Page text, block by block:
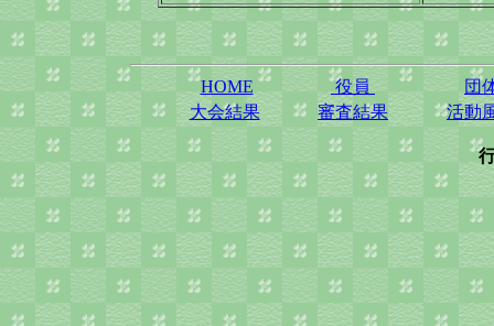
HOME 役員
団
大会結果
審査結果 活動